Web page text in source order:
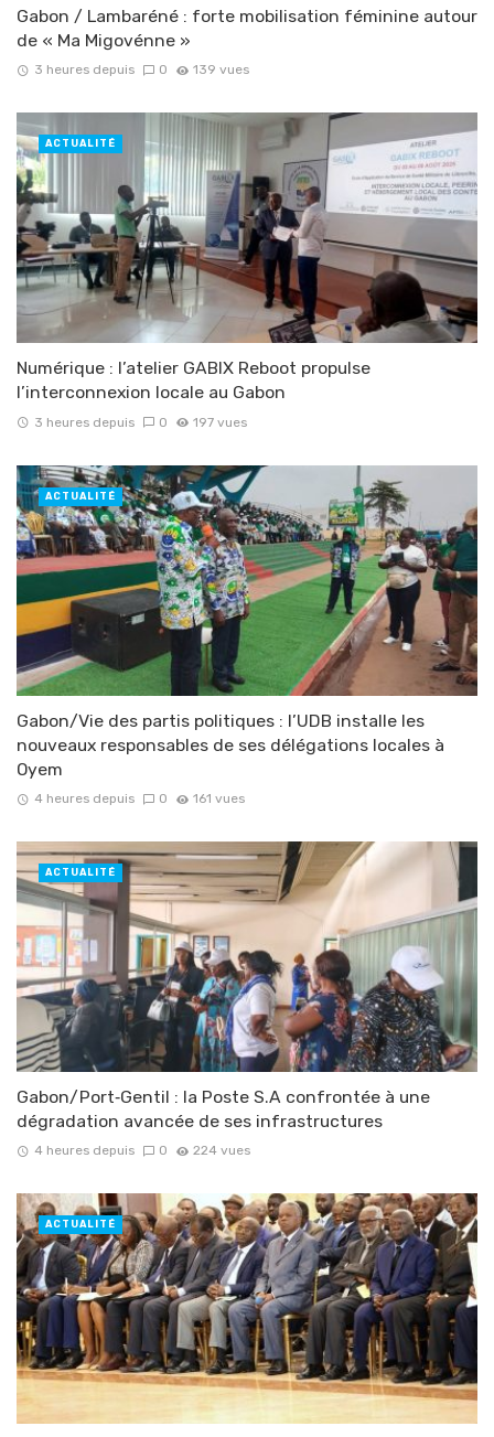
Gabon / Lambaréné : forte mobilisation féminine autour
de « Ma Migovénne »
3 heures depuis 0 139 vues
Numérique : l’atelier GABIX Reboot propulse
l’interconnexion locale au Gabon
3 heures depuis 0 197 vues
ACTUALITÉ
Gabon/Vie des partis politiques : l’UDB installe les
nouveaux responsables de ses délégations locales à
Oyem
4 heures depuis 0 161 vues
ACTUALITÉ
Gabon/Port‑Gentil : la Poste S.A confrontée à une
dégradation avancée de ses infrastructures
4 heures depuis 0 224 vues
ACTUALITÉ
ACTUALITÉ